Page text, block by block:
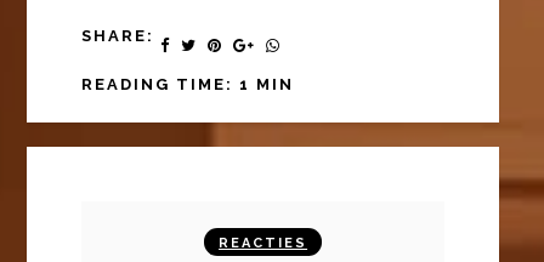
SHARE:
READING TIME: 1 MIN
REACTIES